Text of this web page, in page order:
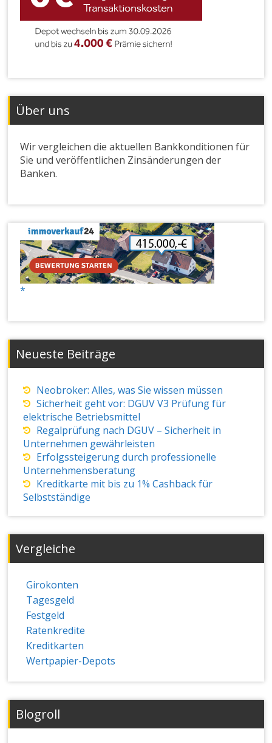
Über uns
Wir vergleichen die aktuellen Bankkonditionen für
Sie und veröffentlichen Zinsänderungen der
Banken.
Neueste Beiträge
Neobroker: Alles, was Sie wissen müssen
Sicherheit geht vor: DGUV V3 Prüfung für
elektrische Betriebsmittel
Regalprüfung nach DGUV – Sicherheit in
Unternehmen gewährleisten
Erfolgssteigerung durch professionelle
Unternehmensberatung
Kreditkarte mit bis zu 1% Cashback für
Selbstständige
Vergleiche
Girokonten
Tagesgeld
Festgeld
Ratenkredite
Kreditkarten
Wertpapier-Depots
Blogroll